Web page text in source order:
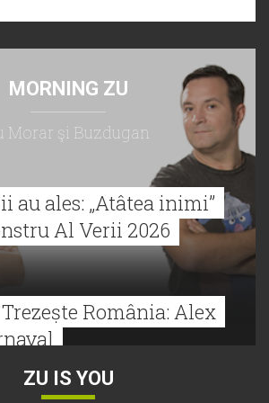
MORNING ZU
Morar şi Buzdugan
au ales: „Atâtea inimi”
Al Verii 2026
România: Alex
ZU IS YOU